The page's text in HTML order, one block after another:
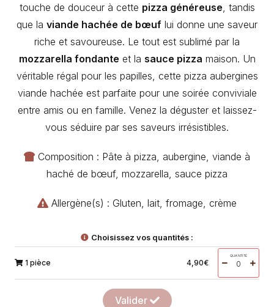
touche de douceur à cette pizza généreuse , tandis
que la viande hachée de bœuf lui donne une saveur
riche et savoureuse. Le tout est sublimé par la
mozzarella fondante et la sauce pizza maison. Un
véritable régal pour les papilles, cette pizza aubergines
viande hachée est parfaite pour une soirée conviviale
entre amis ou en famille. Venez la déguster et laissez-
vous séduire par ses saveurs irrésistibles.
Composition : Pâte à pizza, aubergine, viande à
haché de bœuf, mozzarella, sauce pizza
Allergène(s) : Gluten, lait, fromage, crème
Choisissez vos quantités :
1 pièce 4,90€
QUANTITÉ
Valider